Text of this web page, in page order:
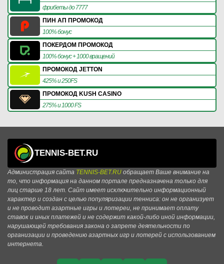
фрибеты до 7777
ПИН АП ПРОМОКОД
100% бонус
ПОКЕРДОМ ПРОМОКОД
100% бонус + 1000 вращений
ПРОМОКОД JETTON
425% и 250FS
ПРОМОКОД KUSH CASINO
275% и 1000 FS
TENNIS-BET.RU
Администрация сайта TENNIS-BET.RU обращает Ваше внимание на
то, что информация на данном портале предназначена только для
лиц старше 18 лет. Сайт имеет исключительно информационный
характер и создан с целью популяризации тенниса: он не организует
и не проводит азартные игры и лотереи, не принимает оплату
ставок и иных платежей и не содержит какой-либо иной информации,
нарушающей требования закона о запрете деятельности по
организации и проведению азартных игр и лотерей с использованием
интернета.